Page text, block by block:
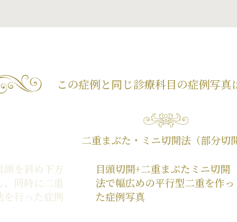
この症例と同じ診療科目の症例写真
二重まぶた・ミニ切開法（部分切
頭を斜め下方
、同時に二重
を行った症例
目頭切開+二重まぶたミニ切開
法で幅広めの平行型二重を作っ
た症例写真